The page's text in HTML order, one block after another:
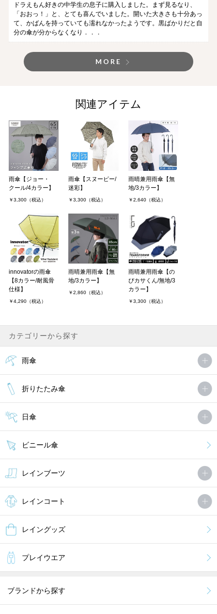
ドラえもん好きの中学生の息子に購入しました。まず見るなり、
「おおっ！」と、とても喜んでいました。開いた大きさも十分あっ
て、かばんを持っていても濡れなかったようです。黒ばかりだと自
分の傘が分からなくなり．．．
MORE
関連アイテム
雨傘【ジョー・
クール/4カラー】
￥3,300（税込）
雨傘【スヌーピー/
迷彩】
￥3,300（税込）
雨晴兼用雨傘【無
地/3カラー】
￥2,640（税込）
innovatorの雨傘
【8カラー/耐風骨
仕様】
￥4,290（税込）
雨晴兼用雨傘【無
地/3カラー】
￥2,860（税込）
雨晴兼用雨傘【の
びカサくん/無地/3
カラー】
￥3,300（税込）
カテゴリーから探す
雨傘
折りたたみ傘
日傘
ビニール傘
レインブーツ
レインコート
レイングッズ
プレイウエア
ブランドから探す